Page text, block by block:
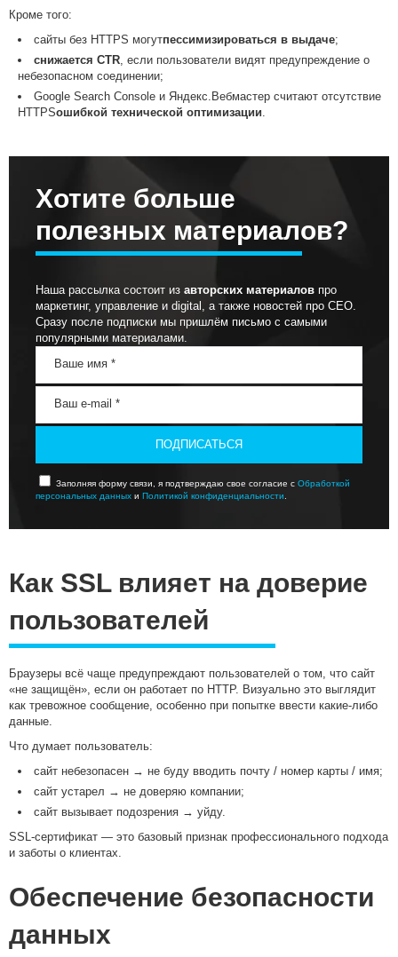
Кроме того:
сайты без HTTPS могутпессимизироваться в выдаче;
снижается CTR, если пользователи видят предупреждение о
небезопасном соединении;
Google Search Console и Яндекс.Вебмастер считают отсутствие
HTTPSошибкой технической оптимизации.
Хотите больше
полезных материалов?
Наша рассылка состоит из авторских материалов про
маркетинг, управление и digital, а также новостей про СЕО.
Сразу после подписки мы пришлём письмо с самыми
популярными материалами.
ПОДПИСАТЬСЯ
Заполняя форму связи, я подтверждаю свое согласие с Обработкой
персональных данных и Политикой конфиденциальности.
Как SSL влияет на доверие
пользователей
Браузеры всё чаще предупреждают пользователей о том, что сайт
«не защищён», если он работает по HTTP. Визуально это выглядит
как тревожное сообщение, особенно при попытке ввести какие-либо
данные.
Что думает пользователь:
сайт небезопасен → не буду вводить почту / номер карты / имя;
сайт устарел → не доверяю компании;
сайт вызывает подозрения → уйду.
SSL-сертификат — это базовый признак профессионального подхода
и заботы о клиентах.
Обеспечение безопасности
данных